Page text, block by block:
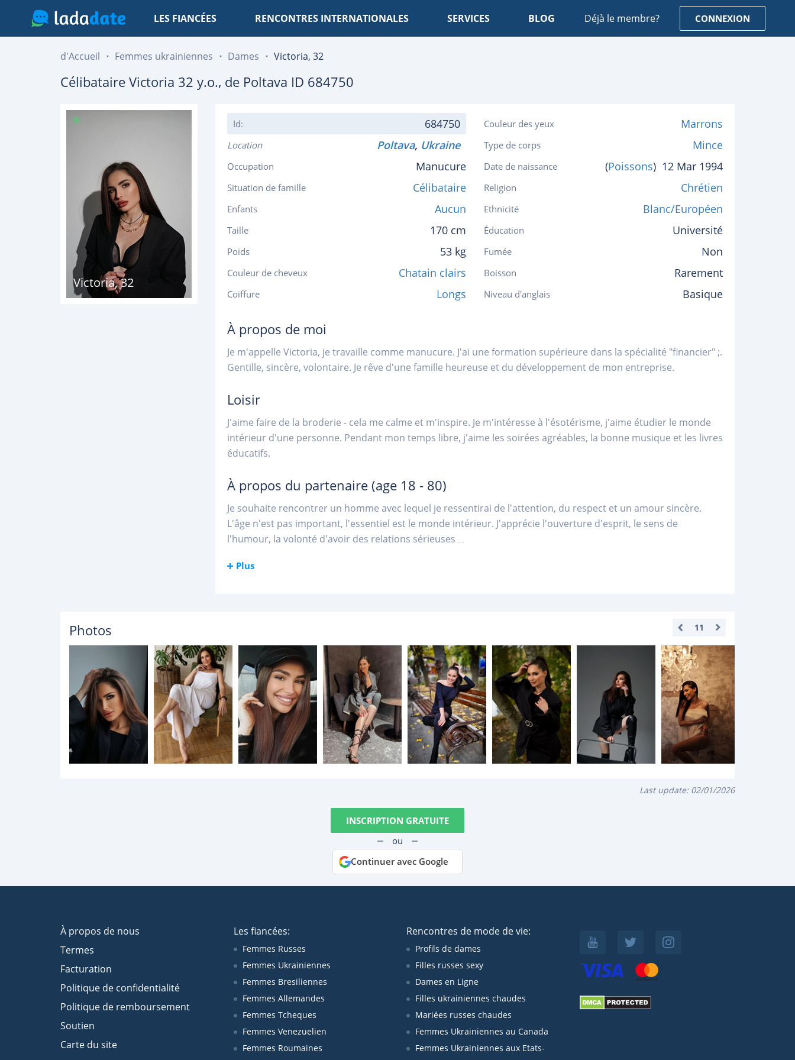
LES FIANCÉES RENCONTRES INTERNATIONALES SERVICES BLOG Déjà le membre? CONNEXION
d'Accueil Femmes ukrainiennes Dames Victoria, 32
Célibataire Victoria 32 y.o., de Poltava ID 684750
Victoria,32
Id: 684750
Location Poltava, Ukraine
Occupation Manucure
Situation de famille Célibataire
Enfants Aucun
Taille 170 cm
Poids 53 kg
Couleur de cheveux Chatain clairs
Coiffure Longs
Couleur des yeux Marrons
Type de corps Mince
Date de naissance (Poissons) 12 Mar 1994
Religion Chrétien
Ethnicité Blanc/Européen
Éducation Université
Fumée Non
Boisson Rarement
Niveau d'anglais Basique
À propos de moi
Je m'appelle Victoria, je travaille comme manucure. J'ai une formation supérieure dans la spécialité "financier" ;.
Gentille, sincère, volontaire. Je rêve d'une famille heureuse et du développement de mon entreprise.
Loisir
J'aime faire de la broderie - cela me calme et m'inspire. Je m'intéresse à l'ésotérisme, j'aime étudier le monde
intérieur d'une personne. Pendant mon temps libre, j'aime les soirées agréables, la bonne musique et les livres
éducatifs.
À propos du partenaire (age 18 - 80)
Je souhaite rencontrer un homme avec lequel je ressentirai de l'attention, du respect et un amour sincère.
L'âge n'est pas important, l'essentiel est le monde intérieur. J'apprécie l'ouverture d'esprit, le sens de
l'humour, la volonté d'avoir des relations sérieuses ...
Plus
Photos 11
Last update: 02/01/2026
INSCRIPTION GRATUITE
ou
Continuer avec Google
À propos de nous
Termes
Facturation
Politique de confidentialité
Politique de remboursement
Soutien
Carte du site
Les fiancées:
Femmes Russes
Femmes Ukrainiennes
Femmes Bresiliennes
Femmes Allemandes
Femmes Tcheques
Femmes Venezuelien
Femmes Roumaines
Rencontres de mode de vie:
Profils de dames
Filles russes sexy
Dames en Ligne
Filles ukrainiennes chaudes
Mariées russes chaudes
Femmes Ukrainiennes au Canada
Femmes Ukrainiennes aux Etats-